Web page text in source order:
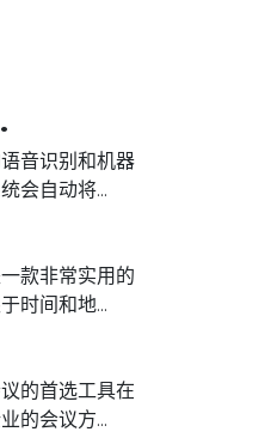
音识别和机器
会自动将...
款非常实用的
时间和地...
的首选工具在
的会议方...